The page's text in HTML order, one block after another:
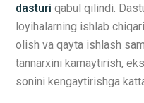
dasturi qabul qilindi.
loyihalarning ishlab
olish va qayta ishlash
tannarxini kamaytirish,
sonini kengaytirishga